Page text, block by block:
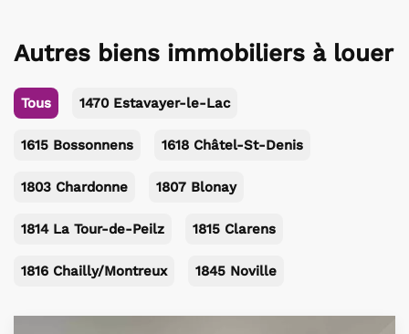
Autres biens immobiliers à louer
Tous 1470 Estavayer-le-Lac
1615 Bossonnens 1618 Châtel-St-Denis
1803 Chardonne 1807 Blonay
1814 La Tour-de-Peilz 1815 Clarens
1816 Chailly/Montreux 1845 Noville